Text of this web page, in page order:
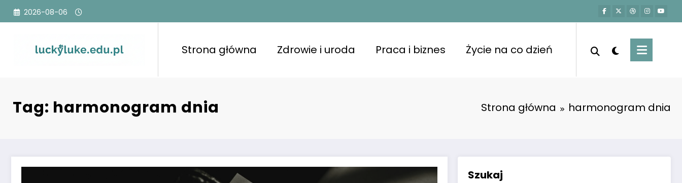
Przejdź
2026-08-06
Strona główna Zdrowie i uroda Praca i biznes Życie na co dzień
Tag: harmonogram dnia Strona główna harmonogram dnia
Szukaj